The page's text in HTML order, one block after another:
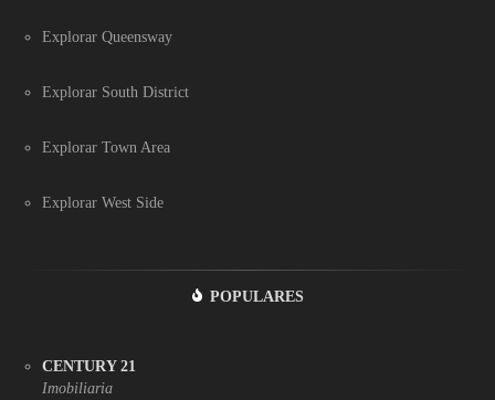
Explorar Queensway
Explorar South District
Explorar Town Area
Explorar West Side
POPULARES
CENTURY 21
Imobiliaria